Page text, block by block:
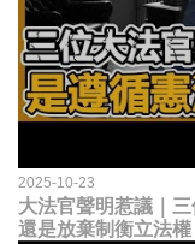
2025-10-23
大法官聲明惹議｜
還是放棄制衡立法權